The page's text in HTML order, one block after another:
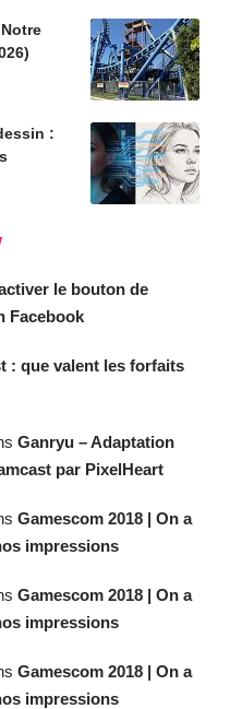
:
le bouton de
Facebook
: que valent les forfaits
Ganryu – Adaptation
par PixelHeart
Gamescom 2018 | On a
impressions
Gamescom 2018 | On a
impressions
Gamescom 2018 | On a
impressions